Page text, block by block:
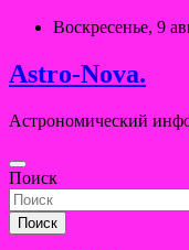
Перейти
содержимому
Воскресенье, 9
Astro-Nova.
Астрономический
Поиск
Поиск